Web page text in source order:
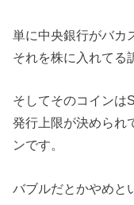
単に中央銀行がバカ
それを株に入れてる
そしてそのコインは
発行上限が決められ
ンです。
バブルだとかやめと